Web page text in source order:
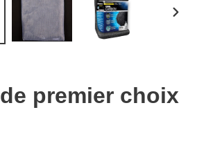
premier choix